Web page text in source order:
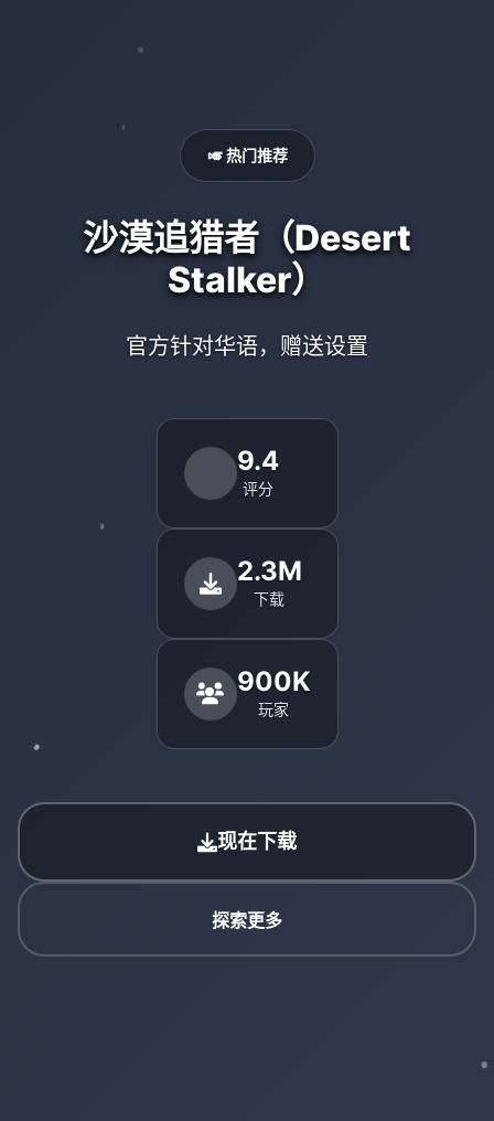
🎺 热门推荐
沙漠追猎者（Desert
Stalker）
官方针对华语，赠送设置
9.4
评分
2.3M
下载
900K
玩家
现在下载
探索更多